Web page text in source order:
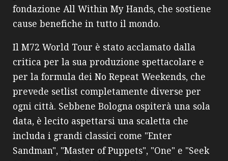
fondazione All Within My Hands, che sostiene
cause benefiche in tutto il mondo.
Il M72 World Tour è stato acclamato dalla
critica per la sua produzione spettacolare e
per la formula dei No Repeat Weekends, che
prevede setlist completamente diverse per
ogni città. Sebbene Bologna ospiterà una sola
data, è lecito aspettarsi una scaletta che
includa i grandi classici come "Enter
Sandman", "Master of Puppets", "One" e "Seek